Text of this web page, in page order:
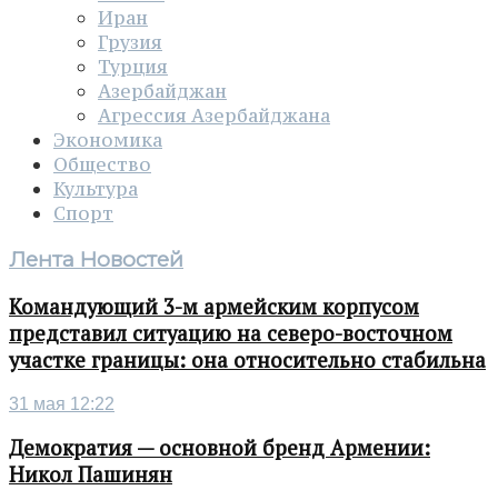
Иран
Грузия
Турция
Азербайджан
Агрессия Азербайджана
Экономика
Общество
Культура
Спорт
Лента Новостей
Командующий 3-м армейским корпусом
представил ситуацию на северо-восточном
участке границы: она относительно стабильна
31 мая 12:22
Демократия — основной бренд Армении:
Никол Пашинян